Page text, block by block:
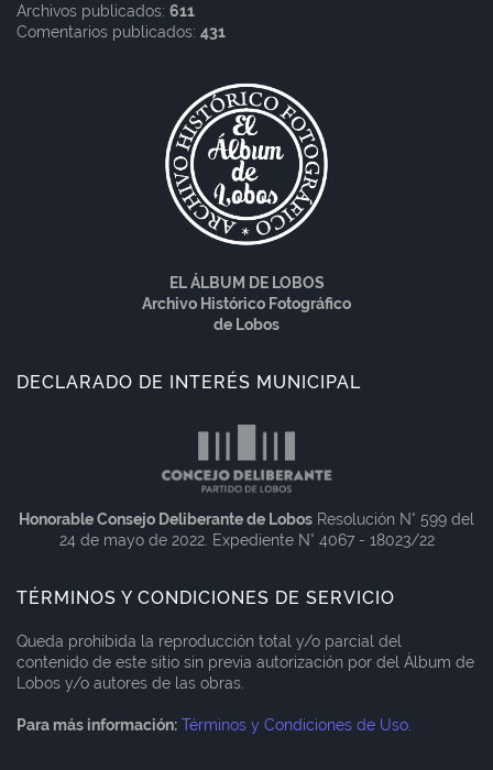
Archivos publicados: 611
Comentarios publicados: 431
EL ÁLBUM DE LOBOS
Archivo Histórico Fotográfico
de Lobos
DECLARADO DE INTERÉS MUNICIPAL
Honorable Consejo Deliberante de Lobos Resolución N° 599 del
24 de mayo de 2022. Expediente N° 4067 - 18023/22
TÉRMINOS Y CONDICIONES DE SERVICIO
Queda prohibida la reproducción total y/o parcial del
contenido de este sitio sin previa autorización por del Álbum de
Lobos y/o autores de las obras.
Para más información: Términos y Condiciones de Uso